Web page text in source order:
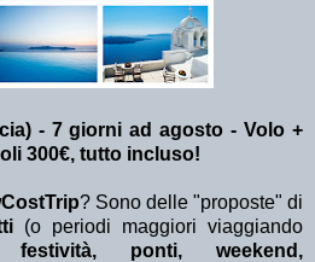
- 7 giorni ad agosto - Volo +
300€, tutto incluso!
? Sono delle "proposte" di
(o periodi maggiori viaggiando
festività, ponti, weekend,